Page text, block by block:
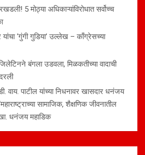
5 मोठ्या अधिकाऱ्यांविरोधात सर्वोच्च
‘गुंगी गुडिया’ उल्लेख – काँग्रेसच्या
बंगला उडवला, मिळकतीच्या वादाची
वाय. पाटील यांच्या निधनावर खासदार धनंजय
सामाजिक, शैक्षणिक जीवनातील
धनंजय महाडिक